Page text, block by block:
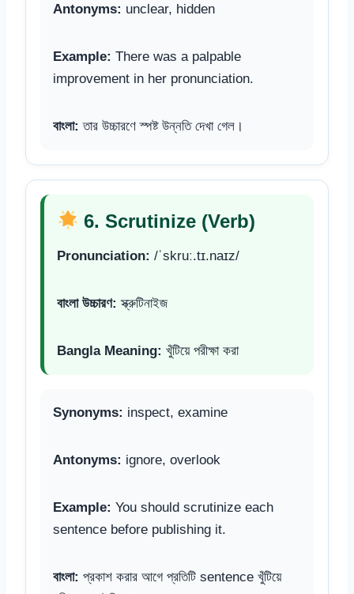
Antonyms: unclear, hidden
Example: There was a palpable
improvement in her pronunciation.
বাংলা: তার উচ্চারণে স্পষ্ট উন্নতি দেখা গেল।
6. Scrutinize (Verb)
Pronunciation: /ˈskruː.tɪ.naɪz/
বাংলা উচ্চারণ: স্ক্রুটিনাইজ
Bangla Meaning: খুঁটিয়ে পরীক্ষা করা
Synonyms: inspect, examine
Antonyms: ignore, overlook
Example: You should scrutinize each
sentence before publishing it.
বাংলা: প্রকাশ করার আগে প্রতিটি sentence খুঁটিয়ে